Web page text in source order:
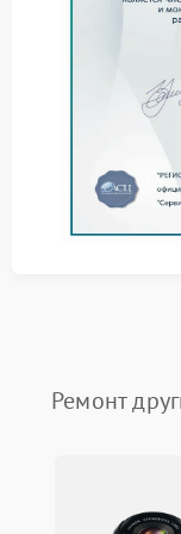
проблемы с
готовых
ошибки при
или
Этапы
до
Ремонт